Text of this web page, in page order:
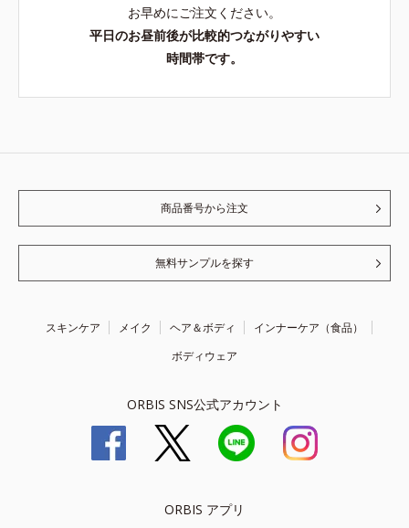
お早めにご注文ください。
平日のお昼前後が比較的つながりやすい
時間帯です。
商品番号から注文
無料サンプルを探す
スキンケア メイク ヘア＆ボディ
インナーケア（食品）
ボディウェア
ORBIS SNS公式アカウント
ORBIS アプリ